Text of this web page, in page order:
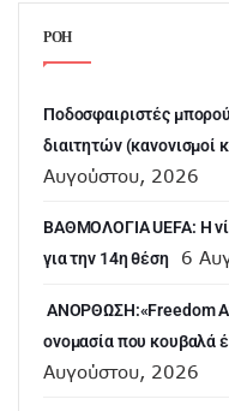
ΡΟΗ
Ποδοσφαιριστές
διαιτητών (κανονισμοί
Αυγούστου, 2026
ΒΑΘΜΟΛΟΓΙΑ UEFA: Η
για την 14η θέση
6
ANOΡΘΩΣΗ:«Freedom
ονομασία που κουβαλά
Αυγούστου, 2026